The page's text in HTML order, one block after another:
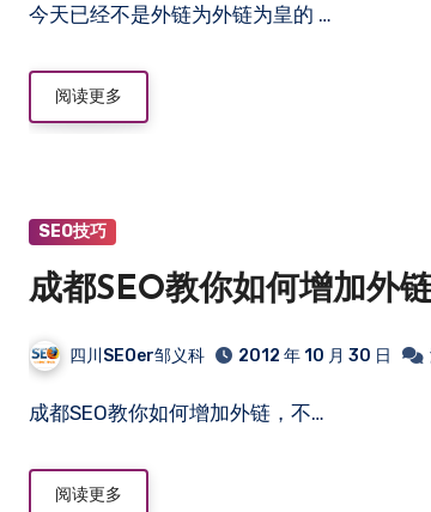
今天已经不是外链为外链为皇的 …
阅读更多
SEO技巧
成都SEO教你如何增加外
四川SEOer邹义科 2012 年 10 月 30 日
成都SEO教你如何增加外链，不…
阅读更多